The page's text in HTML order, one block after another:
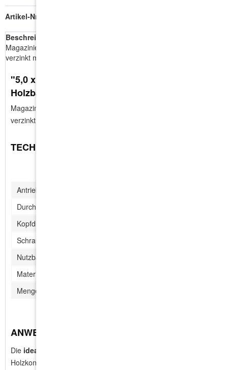
Artikel-Nr.:
Beschreibung
Magazinierte Holzbauschraube / Spanplattenschraube, hell
verzinkt mit TX25 Antrieb....
"5,0 x 50 | ETA | Magazinierte
Holzbauschraube"
Magazinierte Holzbauschraube / Spanplattenschraube, hell
verzinkt mit TX25 Antrieb.
TECHNISCHE DATEN:
Antrieb:
Durchmesser:
Kopfdurchmesser:
Schraubenlänge:
Nutzbare Gewindelänge:
Material:
Menge im Umkarton:
ANWENDUNG:
Die ideale Schraube
Holzkonstruktionen sowie OSB-, Spanplatten u.v.m.